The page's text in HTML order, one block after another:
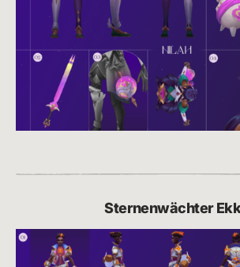
Sternenwächter